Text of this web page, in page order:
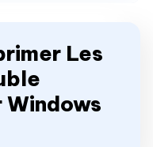
Les
Windows